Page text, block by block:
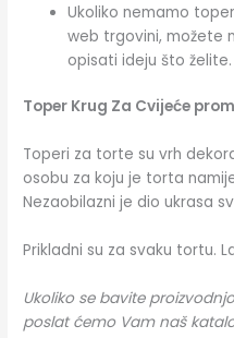
Ukoliko nemamo
web trgovini, možete
opisati ideju što želite.
Toper Krug Za Cvijeće
Toperi za torte su vrh
osobu za koju je torta
Nezaobilazni je dio ukrasa
Prikladni su za svaku tortu.
Ukoliko se bavite
poslat ćemo Vam naš